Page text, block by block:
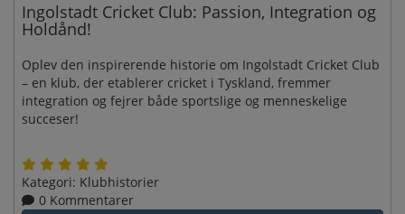
Ingolstadt Cricket Club: Passion, Integration og
Holdånd!
Oplev den inspirerende historie om Ingolstadt Cricket Club
– en klub, der etablerer cricket i Tyskland, fremmer
integration og fejrer både sportslige og menneskelige
succeser!
Kategori: Klubhistorier
0 Kommentarer